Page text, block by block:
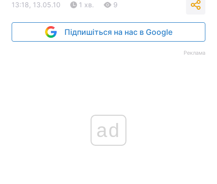
13:18, 13.05.10 1 хв. 9
Підпишіться на нас в Google
Реклама
ad